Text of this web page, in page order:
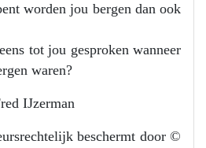
worden jou bergen dan ook
tot jou gesproken wanneer
waren?
IJzerman
beschermt door ©